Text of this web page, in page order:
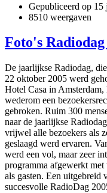
Gepubliceerd op 15
8510 weergaven
Foto's Radiodag
De jaarlijkse Radiodag,
22 oktober 2005 werd
Hotel Casa in Amsterdam,
wederom een
gebroken. Ruim 300
naar de jaarlijkse
vrijwel alle bezoekers als
geslaagd werd ervaren.
werd een vol, maar zeer
programma afgewerkt
als gasten. Een uitgebreid
succesvolle RadioDag